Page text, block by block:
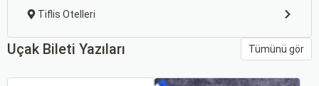
Tiflis Otelleri
Uçak Bileti Yazıları Tümünü gör